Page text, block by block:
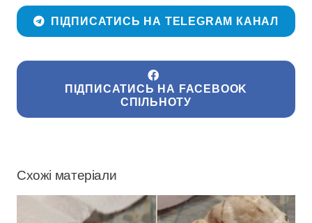
ПІДПИСАТИСЬ НА TELEGRAM КАНАЛ
ПІДПИСАТИСЬ НА FACEBOOK
СПІЛЬНОТУ
Схожі матеріали